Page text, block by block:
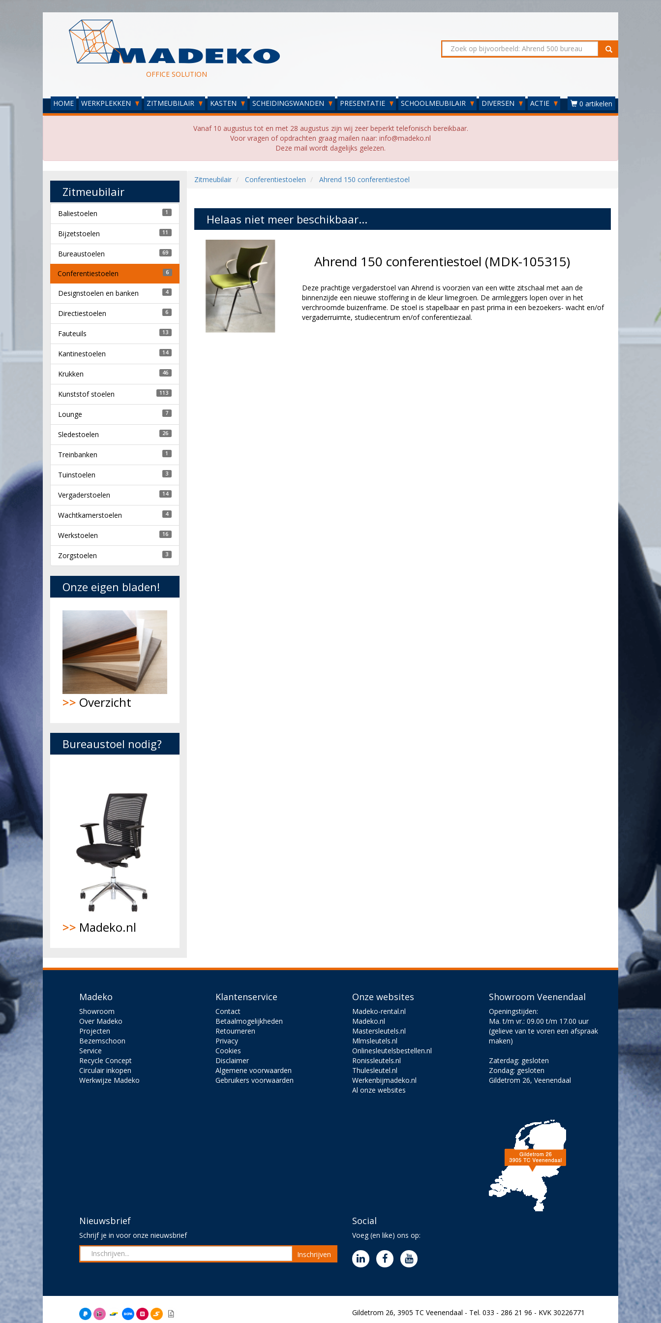
OFFICE SOLUTION
HOME WERKPLEKKEN ZITMEUBILAIR KASTEN SCHEIDINGSWANDEN PRESENTATIE SCHOOLMEUBILAIR DIVERSEN ACTIE 0 artikelen
Vanaf 10 augustus tot en met 28 augustus zijn wij zeer beperkt telefonisch bereikbaar.
Voor vragen of opdrachten graag mailen naar: info@madeko.nl
Deze mail wordt dagelijks gelezen.
Zitmeubilair Conferentiestoelen Ahrend 150 conferentiestoel
Helaas niet meer beschikbaar...
Ahrend 150 conferentiestoel (MDK-105315)
Deze prachtige vergaderstoel van Ahrend is voorzien van een witte zitschaal met aan de
binnenzijde een nieuwe stoffering in de kleur limegroen. De armleggers lopen over in het
verchroomde buizenframe. De stoel is stapelbaar en past prima in een bezoekers- wacht en/of
vergaderruimte, studiecentrum en/of conferentiezaal.
Zitmeubilair
Baliestoelen 1
Bijzetstoelen 11
Bureaustoelen 69
Conferentiestoelen 6
Designstoelen en banken 4
Directiestoelen 6
Fauteuils 13
Kantinestoelen 14
Krukken 46
Kunststof stoelen 113
Lounge 7
Sledestoelen 26
Treinbanken 1
Tuinstoelen 3
Vergaderstoelen 14
Wachtkamerstoelen 4
Werkstoelen 16
Zorgstoelen 3
Onze eigen bladen!
>> Overzicht
Bureaustoel nodig?
>> Madeko.nl
Madeko
Showroom
Over Madeko
Projecten
Bezemschoon
Service
Recycle Concept
Circulair inkopen
Werkwijze Madeko
Klantenservice
Contact
Betaalmogelijkheden
Retourneren
Privacy
Cookies
Disclaimer
Algemene voorwaarden
Gebruikers voorwaarden
Onze websites
Madeko-rental.nl
Madeko.nl
Mastersleutels.nl
Mlmsleutels.nl
Onlinesleutelsbestellen.nl
Ronissleutels.nl
Thulesleutel.nl
Werkenbijmadeko.nl
Al onze websites
Showroom Veenendaal
Openingstijden:
Ma. t/m vr.: 09.00 t/m 17.00 uur
(gelieve van te voren een afspraak
maken)
Zaterdag: gesloten
Zondag: gesloten
Gildetrom 26, Veenendaal
Nieuwsbrief
Schrijf je in voor onze nieuwsbrief
Inschrijven
Social
Voeg (en like) ons op:
Gildetrom 26, 3905 TC Veenendaal - Tel. 033 - 286 21 96 - KVK 30226771